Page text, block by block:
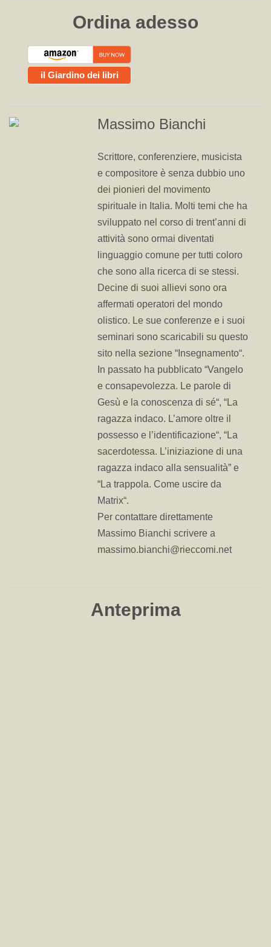
Ordina adesso
il Giardino dei libri
Massimo Bianchi
Scrittore, conferenziere, musicista
e compositore è senza dubbio uno
dei pionieri del movimento
spirituale in Italia. Molti temi che ha
sviluppato nel corso di trent’anni di
attività sono ormai diventati
linguaggio comune per tutti coloro
che sono alla ricerca di se stessi.
Decine di suoi allievi sono ora
affermati operatori del mondo
olistico. Le sue conferenze e i suoi
seminari sono scaricabili su questo
sito nella sezione “Insegnamento“.
In passato ha pubblicato “Vangelo
e consapevolezza. Le parole di
Gesù e la conoscenza di sé“, “La
ragazza indaco. L’amore oltre il
possesso e l’identificazione“, “La
sacerdotessa. L’iniziazione di una
ragazza indaco alla sensualità” e
“La trappola. Come uscire da
Matrix“.
Per contattare direttamente
Massimo Bianchi scrivere a
massimo.bianchi@rieccomi.net
Anteprima